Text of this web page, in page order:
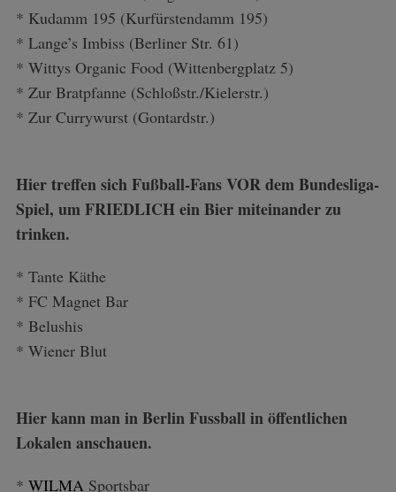
* Kudamm 195 (Kurfürstendamm 195)
* Lange’s Imbiss (Berliner Str. 61)
* Wittys Organic Food (Wittenbergplatz 5)
* Zur Bratpfanne (Schloßstr./Kielerstr.)
* Zur Currywurst (Gontardstr.)
Hier treffen sich Fußball-Fans VOR dem Bundesliga-
Spiel, um FRIEDLICH ein Bier miteinander zu
trinken.
* Tante Käthe
* FC Magnet Bar
* Belushis
* Wiener Blut
Hier kann man in Berlin Fussball in öffentlichen
Lokalen anschauen.
* WILMASportsbar